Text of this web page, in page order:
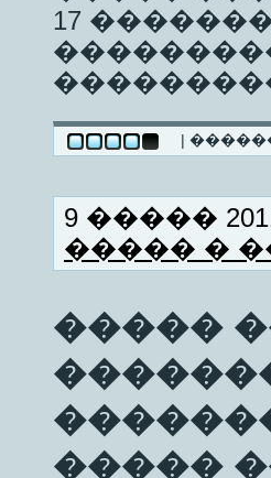
17
|
9 �����
����� �
�����
�����